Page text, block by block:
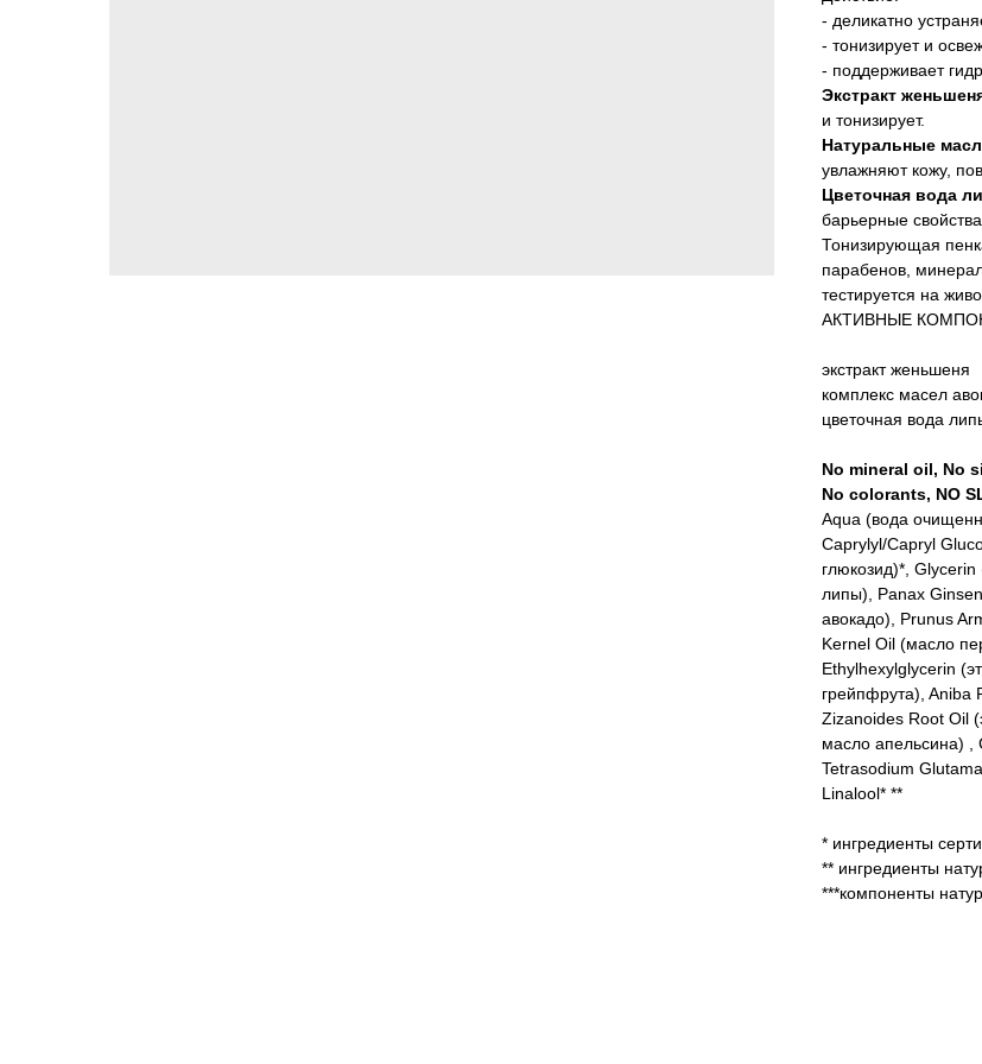
- деликатно
- тонизирует и
- поддерживает
Экстракт
и тонизирует.
Натуральные
увлажняют кожу,
Цветочная вода
барьерные
Тонизирующая
парабенов,
тестируется на
АКТИВНЫЕ
экстракт женьшеня
комплекс масел
цветочная вода
No mineral oil, No
No colorants, NO
Aqua (вода
Caprylyl/Capryl
глюкозид)*,
липы), Panax
авокадо), Prunus
Kernel Oil (масло
Ethylhexylglycerin
грейпфрута), Aniba
Zizanoides Root Oil
масло апельсина) ,
Tetrasodium
Linalool* **
* ингредиенты
** ингредиенты
***компоненты